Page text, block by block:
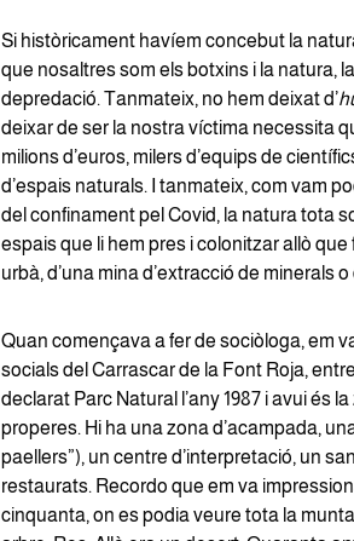
Si històricament havíem concebut la
que nosaltres som els botxins i la natura,
depredació. Tanmateix, no hem deixat d’
deixar de ser la nostra víctima necessita
milions d’euros, milers d’equips de
d’espais naturals. I tanmateix, com vam
del confinament pel Covid, la natura tota
espais que li hem pres i colonitzar allò que
urbà, d’una mina d’extracció de minerals
Quan començava a fer de sociòloga, em
socials del Carrascar de la Font Roja,
declarat Parc Natural l’any 1987 i avui és
properes. Hi ha una zona d’acampada,
paellers”), un centre d’interpretació, un
restaurats. Recordo que em va
cinquanta, on es podia veure tota la